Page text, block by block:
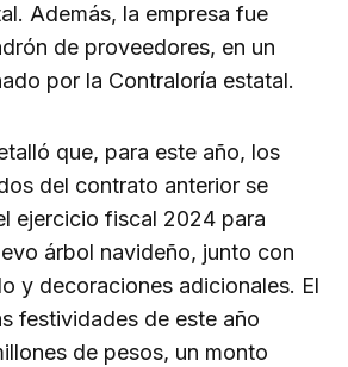
Además, la empresa fue
de proveedores, en un
por la Contraloría estatal.
que, para este año, los
del contrato anterior se
ejercicio fiscal 2024 para
árbol navideño, junto con
y decoraciones adicionales. El
festividades de este año
de pesos, un monto